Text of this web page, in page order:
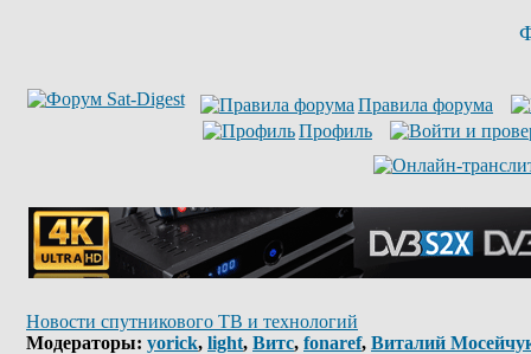
Правила форума
Профиль
Новости спутникового ТВ и технологий
Модераторы: yorick, light, Витс, fonaref, Виталий